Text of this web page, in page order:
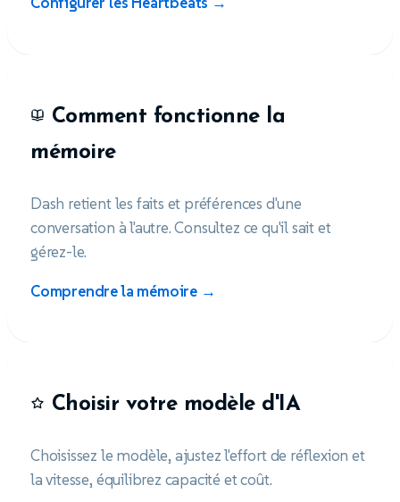
Comment fonctionne la
mémoire
Dash retient les faits et préférences d'une
conversation à l'autre. Consultez ce qu'il sait et
gérez-le.
Comprendre la mémoire →
Choisir votre modèle d'IA
Choisissez le modèle, ajustez l'effort de réflexion et
la vitesse, équilibrez capacité et coût.